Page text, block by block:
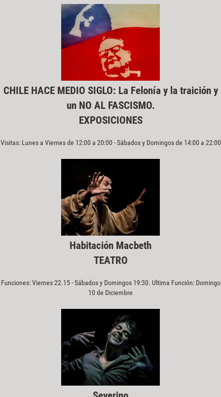
CHILE HACE MEDIO SIGLO: La Felonía y la traición y
un NO AL FASCISMO.
EXPOSICIONES
Visitas: Lunes a Viernes de 12:00 a 20:00 - Sábados y Domingos de 14:00 a 22:00
Habitación Macbeth
TEATRO
Funciones: Viernes 22.15 - Sábados y Domingos 19:30. Ultima Función: Domingo
10 de Diciembre